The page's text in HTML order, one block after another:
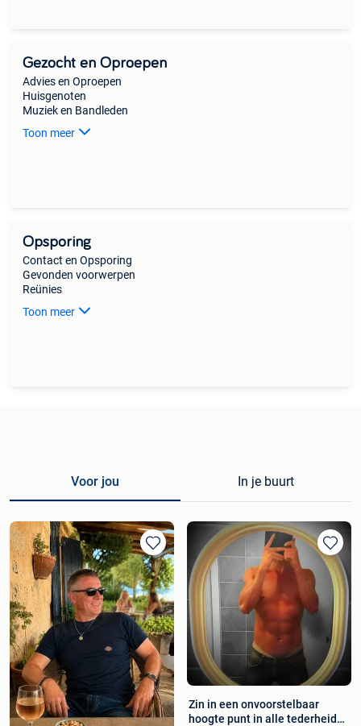
Gezocht en Oproepen
Advies en Oproepen
Huisgenoten
Muziek en Bandleden
Toon meer
Opsporing
Contact en Opsporing
Gevonden voorwerpen
Reünies
Toon meer
Voor jou In je buurt
Zin in een onvoorstelbaar
hoogte punt in alle tederheid